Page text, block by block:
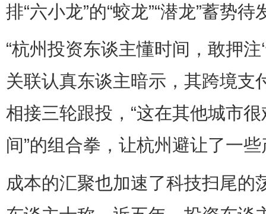
排“六小龙”的“蛟龙”“潜龙”蓄势待
“杭州投资东谈主懂时间，敢押注
关联认真东谈主暗示，其跨境支
相接三轮跟投，“这在其他城市
间”的组合拳，让杭州避让了一
成本的汇聚也加速了科技扫尾的